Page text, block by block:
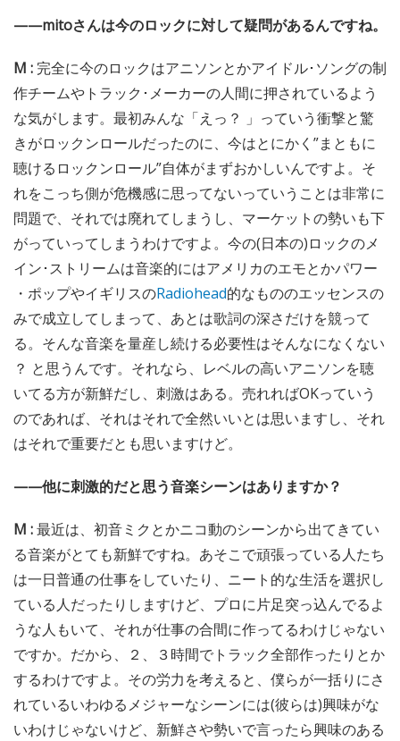
——mitoさんは今のロックに対して疑問があるんですね。
M : 完全に今のロックはアニソンとかアイドル･ソングの制
作チームやトラック･メーカーの人間に押されているよう
な気がします。最初みんな「えっ？ 」っていう衝撃と驚
きがロックンロールだったのに、今はとにかく”まともに
聴けるロックンロール”自体がまずおかしいんですよ。そ
れをこっち側が危機感に思ってないっていうことは非常に
問題で、それでは廃れてしまうし、マーケットの勢いも下
がっていってしまうわけですよ。今の(日本の)ロックのメ
イン･ストリームは音楽的にはアメリカのエモとかパワー
・ポップやイギリスのRadiohead的なもののエッセンスの
みで成立してしまって、あとは歌詞の深さだけを競って
る。そんな音楽を量産し続ける必要性はそんなになくない
？ と思うんです。それなら、レベルの高いアニソンを聴
いてる方が新鮮だし、刺激はある。売れればOKっていう
のであれば、それはそれで全然いいとは思いますし、それ
はそれで重要だとも思いますけど。
——他に刺激的だと思う音楽シーンはありますか？
M :最近は、初音ミクとかニコ動のシーンから出てきてい
る音楽がとても新鮮ですね。あそこで頑張っている人たち
は一日普通の仕事をしていたり、ニート的な生活を選択し
ている人だったりしますけど、プロに片足突っ込んでるよ
うな人もいて、それが仕事の合間に作ってるわけじゃない
ですか。だから、２、３時間でトラック全部作ったりとか
するわけですよ。その労力を考えると、僕らが一括りにさ
れているいわゆるメジャーなシーンには(彼らは)興味がな
いわけじゃないけど、新鮮さや勢いで言ったら興味のある